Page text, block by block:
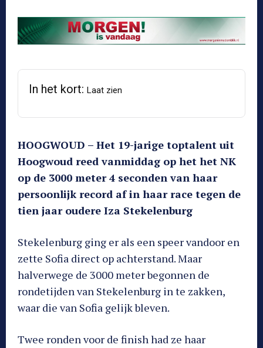
In het kort: Laat zien
HOOGWOUD – Het 19-jarige toptalent uit
Hoogwoud reed vanmiddag op het het NK
op de 3000 meter 4 seconden van haar
persoonlijk record af in haar race tegen de
tien jaar oudere Iza Stekelenburg
Stekelenburg ging er als een speer vandoor en
zette Sofia direct op achterstand. Maar
halverwege de 3000 meter begonnen de
rondetijden van Stekelenburg in te zakken,
waar die van Sofia gelijk bleven.
Twee ronden voor de finish had ze haar